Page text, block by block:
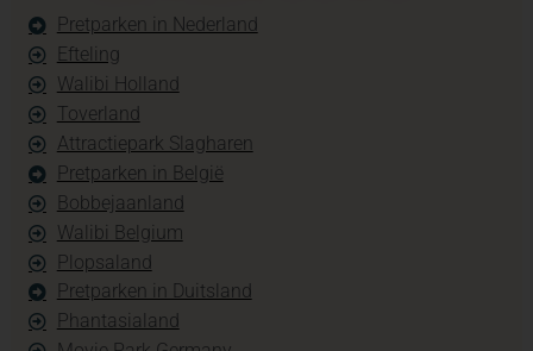
Pretparken in Nederland
Efteling
Walibi Holland
Toverland
Attractiepark Slagharen
Pretparken in België
Bobbejaanland
Walibi Belgium
Plopsaland
Pretparken in Duitsland
Phantasialand